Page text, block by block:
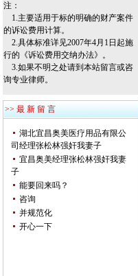
注：
1.主要适用于标的明确的财产案件
的诉讼费用计算。
2.具体标准详见2007年4月1日起施
行的《诉讼费用交纳办法》。
3.如果不明之处请到 本站留言或咨
询专业律师。
>> 最 新 留 言
湖北宜昌奥美医疗用品有限公
司经理张松林强奸我妻子
宜昌奥美经理张松林强奸我妻
子
能要回来吗？
咨询
并规范化
开心一下